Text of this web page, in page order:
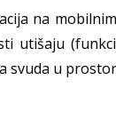
na
utišaju
svuda u